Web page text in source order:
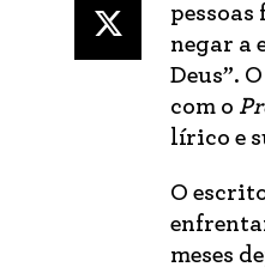
negar a
Deus”.
com o
lírico e
O
meses